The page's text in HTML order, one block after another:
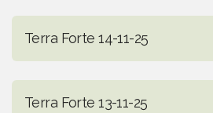
Terra Forte 14-11-25
Terra Forte 13-11-25